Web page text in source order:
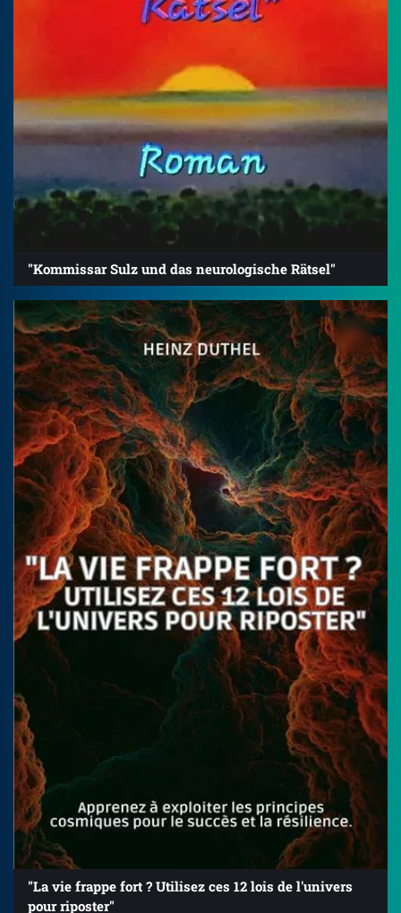
"Kommissar Sulz und das neurologische Rätsel"
"La vie frappe fort ? Utilisez ces 12 lois de l'univers
pour riposter"